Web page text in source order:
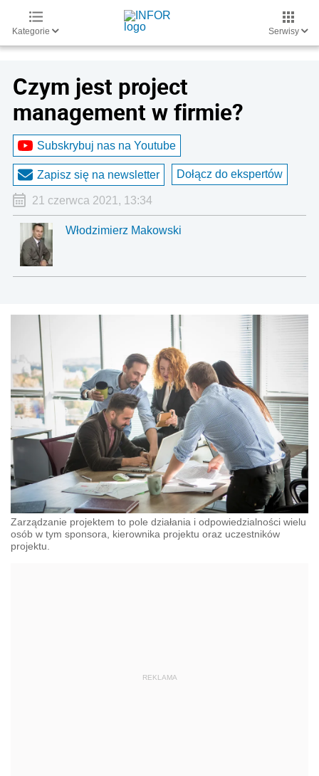
Kategorie Serwisy
Czym jest project
management w firmie?
Subskrybuj nas na Youtube
Zapisz się na newsletter Dołącz do ekspertów
21 czerwca 2021, 13:34
Włodzimierz Makowski
Zarządzanie projektem to pole działania i odpowiedzialności wielu
osób w tym sponsora, kierownika projektu oraz uczestników
projektu.